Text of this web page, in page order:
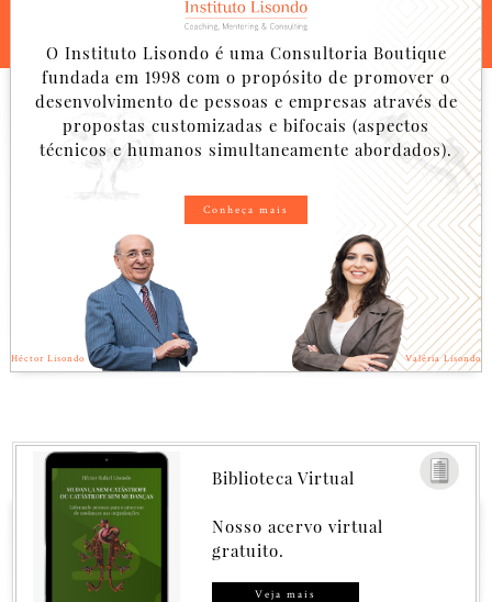
Héctor Lisondo
O Instituto Lisondo é uma Consultoria Boutique
fundada em 1998 com o propósito de promover o
desenvolvimento de pessoas e empresas através de
propostas customizadas e bifocais (aspectos
técnicos e humanos simultaneamente abordados).
Conheça mais
Valéria Lisondo
Biblioteca Virtual
Nosso acervo virtual
gratuito.
Veja mais